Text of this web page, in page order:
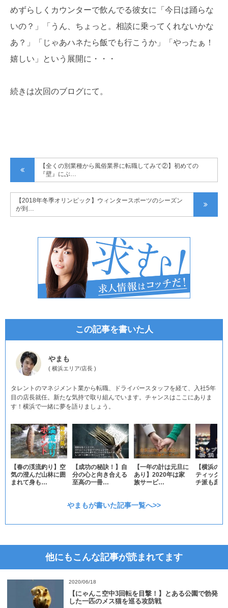
めずらしくカウンターで飲んでる彼女に「今日は踊らな
いの？」「うん、ちょっと。相談に乗ってくれないかな
あ？」「じゃあハネたら飯でも行こうか」「やったぁ！
嬉しい」という展開に・・・
続きは次回のブログにて。
【全くの別業種から風俗業界に転職してみて②】初めての
『壁』にぶ…
【2018年冬季オリンピック】ウィンタースポーツのシーズン
が到…
この記事を書いた人
やまも
( 横浜エリア/店長 )
タレントのマネジメント業から転職、ドライバースタッフを経て、入社5年
目の店長就任。新たな気持で取り組んでいます。チャンスはここにありま
す！横浜で一緒に夢を語りましょう。
【春の渓流釣り】空
気の澄んだ山林に囲
まれて身も…
【成功の秘訣！】自
分の心と向き合える
至高の一冊…
【一年の計は元旦に
あり】2020年は家
族サービ…
【横浜の
ティックに
チ派も庶
やまもが書いた記事一覧へ>>
他にもこんな記事が読まれてます
2020/06/18
【にゃんこ空中3回転を目撃！】とある公園で勃発
した一匹のメス猫を巡る攻防戦